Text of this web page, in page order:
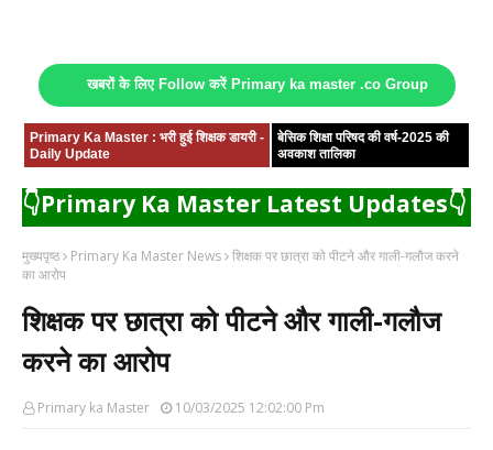
खबरों के लिए Follow करें Primary ka master .co Group
Primary Ka Master : भरी हुई शिक्षक डायरी -
Daily Update
बेसिक शिक्षा परिषद की वर्ष-2025 की
अवकाश तालिका
👇Primary Ka Master Latest Updates👇
मुख्यपृष्ठ Primary Ka Master News शिक्षक पर छात्रा को पीटने और गाली-गलौज करने
का आरोप
शिक्षक पर छात्रा को पीटने और गाली-गलौज
करने का आरोप
Primary ka Master 10/03/2025 12:02:00 Pm